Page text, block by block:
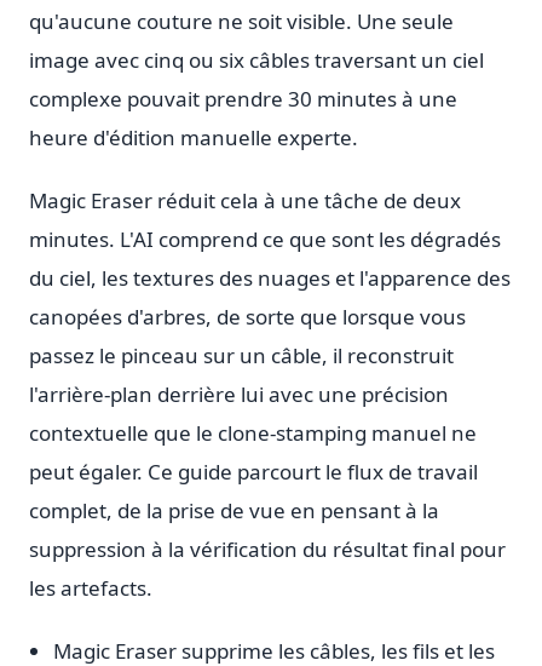
qu'aucune couture ne soit visible. Une seule
image avec cinq ou six câbles traversant un ciel
complexe pouvait prendre 30 minutes à une
heure d'édition manuelle experte.
Magic Eraser réduit cela à une tâche de deux
minutes. L'AI comprend ce que sont les dégradés
du ciel, les textures des nuages et l'apparence des
canopées d'arbres, de sorte que lorsque vous
passez le pinceau sur un câble, il reconstruit
l'arrière-plan derrière lui avec une précision
contextuelle que le clone-stamping manuel ne
peut égaler. Ce guide parcourt le flux de travail
complet, de la prise de vue en pensant à la
suppression à la vérification du résultat final pour
les artefacts.
Magic Eraser supprime les câbles, les fils et les